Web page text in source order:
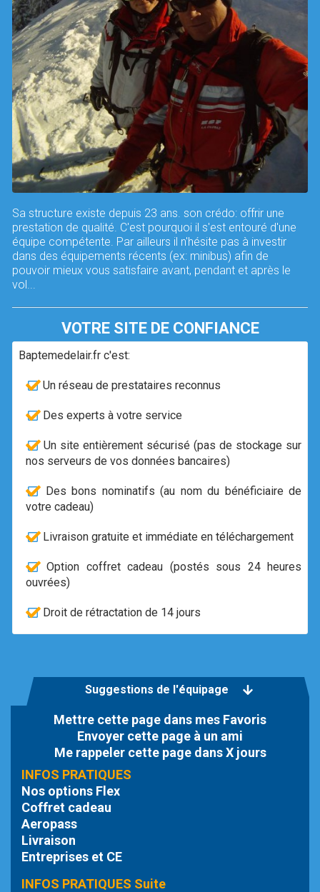
Sa structure existe depuis 23 ans. son crédo: offrir une
prestation de qualité. C'est pourquoi il s'est entouré d'une
équipe compétente. Par ailleurs il n'hésite pas à investir
dans des équipements récents (ex: minibus) afin de
pouvoir mieux vous satisfaire avant, pendant et après le
vol...
VOTRE SITE DE CONFIANCE
Baptemedelair.fr c'est:
Un réseau de prestataires reconnus
Des experts à votre service
Un site entièrement sécurisé (pas de stockage sur
nos serveurs de vos données bancaires)
Des bons nominatifs (au nom du bénéficiaire de
votre cadeau)
Livraison gratuite et immédiate en téléchargement
Option coffret cadeau (postés sous 24 heures
ouvrées)
Droit de rétractation de 14 jours
Suggestions de l'équipage
Mettre cette page dans mes Favoris
Envoyer cette page à un ami
Me rappeler cette page dans X jours
INFOS PRATIQUES
Nos options Flex
Coffret cadeau
Aeropass
Livraison
Entreprises et CE
INFOS PRATIQUES Suite